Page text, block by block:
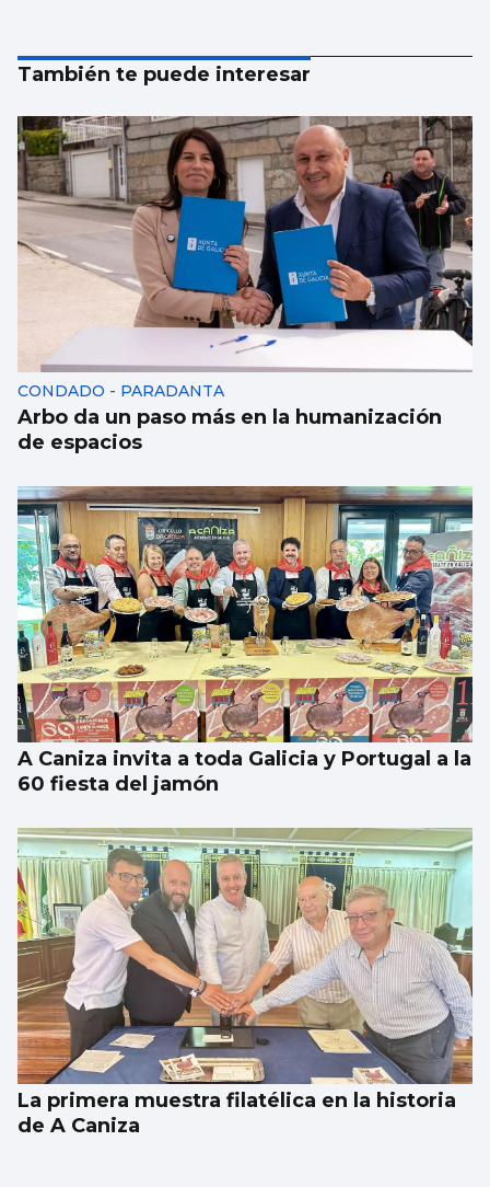
También te puede interesar
CONDADO - PARADANTA
Arbo da un paso más en la humanización
de espacios
A Caniza invita a toda Galicia y Portugal a la
60 fiesta del jamón
La primera muestra filatélica en la historia
de A Caniza